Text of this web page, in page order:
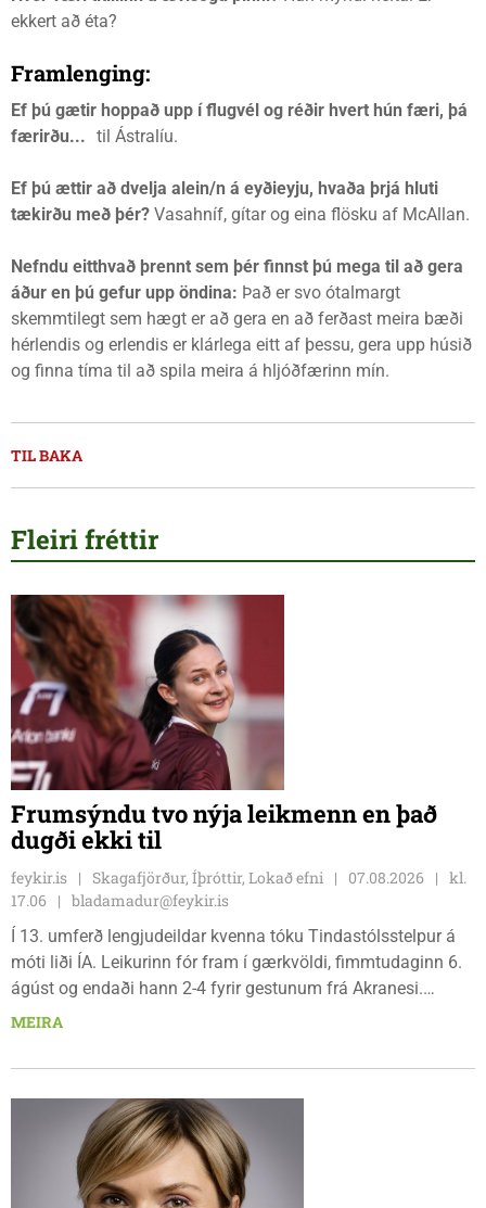
ekkert að éta?
Framlenging:
Ef þú gætir hoppað upp í flugvél og réðir hvert hún færi, þá
færirðu... til Ástralíu.
Ef þú ættir að dvelja alein/n á eyðieyju, hvaða þrjá hluti
tækirðu með þér? Vasahníf, gítar og eina flösku af McAllan.
Nefndu eitthvað þrennt sem þér finnst þú mega til að gera
áður en þú gefur upp öndina: Það er svo ótalmargt
skemmtilegt sem hægt er að gera en að ferðast meira bæði
hérlendis og erlendis er klárlega eitt af þessu, gera upp húsið
og finna tíma til að spila meira á hljóðfærinn mín.
TIL BAKA
Fleiri fréttir
Frumsýndu tvo nýja leikmenn en það
dugði ekki til
feykir.is Skagafjörður, Íþróttir, Lokað efni 07.08.2026
kl.
17.06
bladamadur@feykir.is
Í 13. umferð lengjudeildar kvenna tóku Tindastólsstelpur á
móti liði ÍA. Leikurinn fór fram í gærkvöldi, fimmtudaginn 6.
ágúst og endaði hann 2-4 fyrir gestunum frá Akranesi.
Tindastólsliðið frumsýndi tvo nýja leikmenn en þær dönsku
tvíburar.
MEIRA